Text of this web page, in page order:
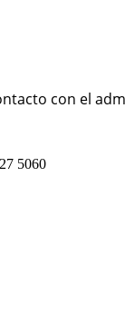
con el
5060